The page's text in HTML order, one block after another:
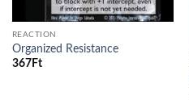
REACTION
Organized Resistance
367Ft